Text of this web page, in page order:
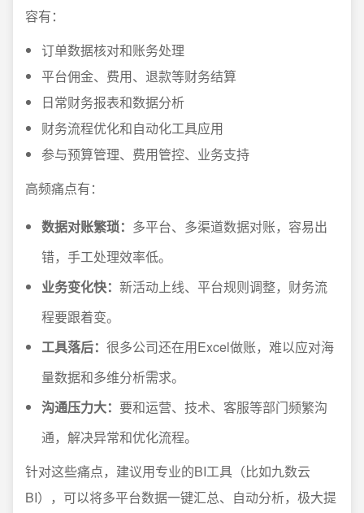
容有：
订单数据核对和账务处理
平台佣金、费用、退款等财务结算
日常财务报表和数据分析
财务流程优化和自动化工具应用
参与预算管理、费用管控、业务支持
高频痛点有：
数据对账繁琐： 多平台、多渠道数据对账，容易出
错，手工处理效率低。
业务变化快： 新活动上线、平台规则调整，财务流
程要跟着变。
工具落后： 很多公司还在用Excel做账，难以应对海
量数据和多维分析需求。
沟通压力大： 要和运营、技术、客服等部门频繁沟
通，解决异常和优化流程。
针对这些痛点，建议用专业的BI工具（比如九数云
BI），可以将多平台数据一键汇总、自动分析，极大提